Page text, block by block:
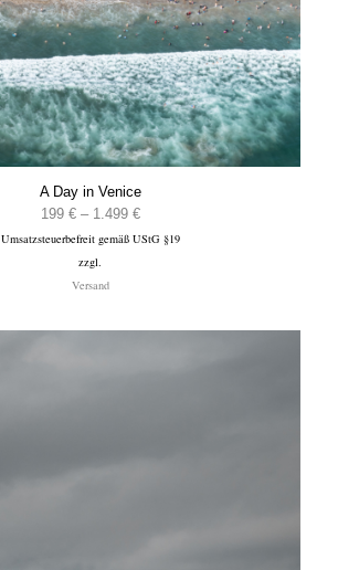
A Day in Venice
199 € – 1.499 €Preisspanne:
199 €
Umsatzsteuerbefreit gemäß UStG §19
zzgl.
Versand